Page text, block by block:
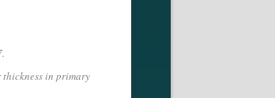
in primary